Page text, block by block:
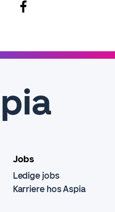
Jobs
Ledige jobs
Karriere hos Aspia